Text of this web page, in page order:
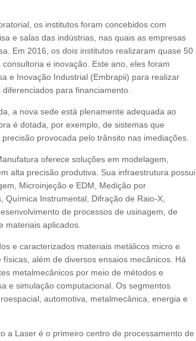
os institutos foram concebidos com
e salas das indústrias, nas quais as empresas
Em 2016, os dois institutos realizaram quase 50
e inovação. Este ano, eles foram
e Inovação Industrial (Embrapii) para realizar
para financiamento.
a nova sede está plenamente adequada ao
é dotada, por exemplo, de sistemas que
provocada pelo trânsito nas imediações.
oferece soluções em modelagem,
alta precisão produtiva. Sua infraestrutura possui
Microinjeção e EDM, Medição por
Instrumental, Difração de Raio-X,
de processos de usinagem, de
materiais aplicados.
e caracterizados materiais metálicos micro e
além de diversos ensaios mecânicos. Há
metalmecânicos por meio de métodos e
e simulação computacional. Os segmentos
automotiva, metalmecânica, energia e
a Laser é o primeiro centro de processamento de